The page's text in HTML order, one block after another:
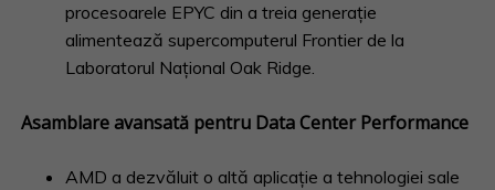
procesoarele EPYC din a treia generație
alimentează supercomputerul Frontier de la
Laboratorul Național Oak Ridge.
Asamblare avansată pentru Data Center Performance
AMD a dezvăluit o altă aplicație a tehnologiei sale